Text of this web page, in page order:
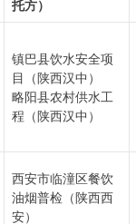
托方）
镇巴县饮水安全项
目（陕西汉中）
略阳县农村供水工
程（陕西汉中）
西安市临潼区餐饮
油烟普检（陕西西
安）